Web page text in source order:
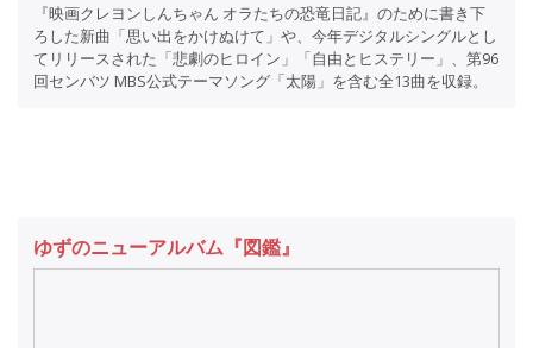
『映画クレヨンしんちゃん オラたちの恐竜日記』のために書き下
ろした新曲「思い出をかけぬけて」や、今年デジタルシングルとし
てリリースされた「悲劇のヒロイン」「自由とヒステリー」、第96
回センバツ MBS公式テーマソング「太陽」を含む全13曲を収録。
ゆずのニューアルバム『図鑑』